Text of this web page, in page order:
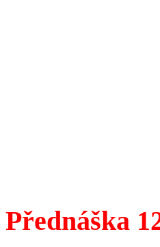
Přednáška